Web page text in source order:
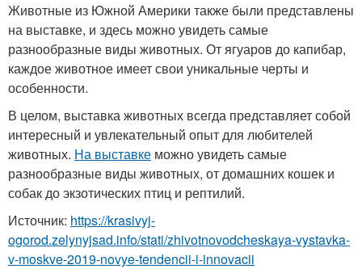
Животные из Южной Америки также были представлены
на выставке, и здесь можно увидеть самые
разнообразные виды животных. От ягуаров до капибар,
каждое животное имеет свои уникальные черты и
особенности.
В целом, выставка животных всегда представляет собой
интересный и увлекательный опыт для любителей
животных. На выставке можно увидеть самые
разнообразные виды животных, от домашних кошек и
собак до экзотических птиц и рептилий.
Источник: https://krasivyj-
ogorod.zelynyjsad.info/stati/zhivotnovodcheskaya-vystavka-
v-moskve-2019-novye-tendencii-i-innovacii